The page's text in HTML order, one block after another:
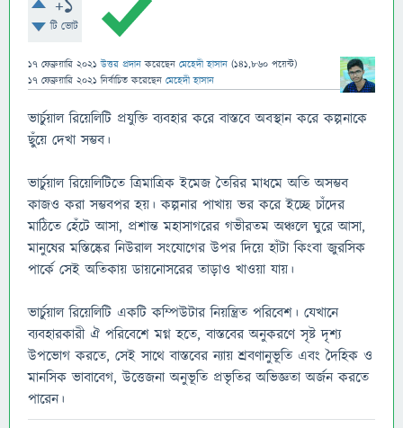
+1
টি ভোট
17 ফেব্রুয়ারি 2021 উত্তর প্রদান করেছেন মেহেদী হাসান (141,860 পয়েন্ট)
17 ফেব্রুয়ারি 2021 নির্বাচিত করেছেন মেহেদী হাসান
ভার্চুয়াল রিয়েলিটি প্রযুক্তি ব্যবহার করে বাস্তবে অবস্থান করে কল্পনাকে
ছুঁয়ে দেখা সম্ভব।
ভার্চুয়াল রিয়েলিটিতে ত্রিমাত্রিক ইমেজ তৈরির মাধমে অতি অসম্ভব
কাজও করা সম্ভবপর হয়। কল্পনার পাখায় ভর করে ইচ্ছে চাঁদের
মাঠিতে হেঁটে আসা, প্রশান্ত মহাসাগরের গভীরতম অঞ্চলে ঘুরে আসা,
মানুষের মস্তিষ্কের নিউরাল সংযােগের উপর দিয়ে হাঁটা কিংবা জুরসিক
পার্কে সেই অতিকায় ডায়নােসরের তাড়াও খাওয়া যায়।
ভার্চুয়াল রিয়েলিটি একটি কম্পিউটার নিয়ন্ত্রিত পরিবেশ। যেখানে
ব্যবহারকারী ঐ পরিবেশে মগ্ন হতে, বাস্তবের অনুকরণে সৃষ্ট দৃশ্য
উপভােগ করতে, সেই সাথে বাস্তবের ন্যায় শ্রবণানুভূতি এবং দৈহিক ও
মানসিক ভাবাবেগ, উত্তেজনা অনুভূতি প্রভৃতির অভিজ্ঞতা অর্জন করতে
পারেন।